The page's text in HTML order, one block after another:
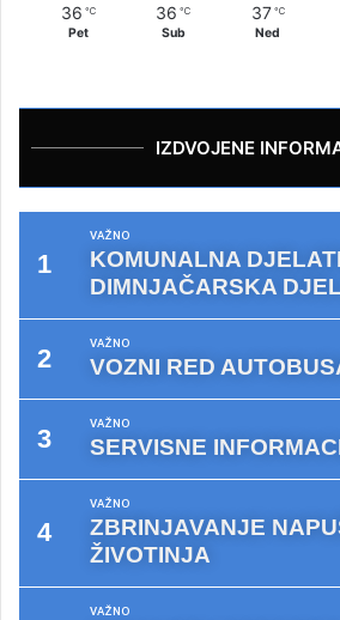
36 ℃
Pet
36 ℃
Sub
37 ℃
Ned
IZDVOJENE
VAŽNO
KOMUNALNA
DIMNJAČARSKA
VAŽNO
VOZNI RED
VAŽNO
SERVISNE
VAŽNO
ZBRINJAVANJE
ŽIVOTINJA
VAŽNO